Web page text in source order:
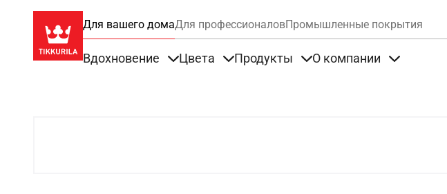
Для вашего домаДля профессионаловПромышленные покрытия
Вдохновение Цвета Продукты О компании